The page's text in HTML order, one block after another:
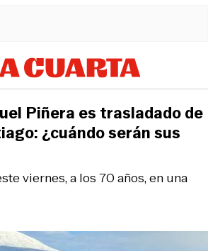
viernes, a los 70 años, en una
Piñera es trasladado de
¿cuándo serán sus